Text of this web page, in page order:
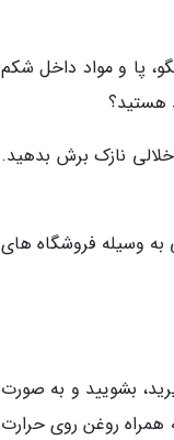
پا و مواد داخل شکم
هستید؟
نازک برش بدهید.
به وسیله فروشگاه های
بشویید و به صورت
همراه روغن روی حرارت